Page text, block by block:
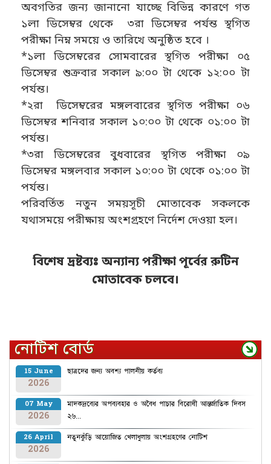
অবগতির জন্য জানানো যাচ্ছে বিভিন্ন কারণে গত
১লা ডিসেম্বর থেকে ৩রা ডিসেম্বর পর্যন্ত স্থগিত
পরীক্ষা নিম্ন সময়ে ও তারিখে অনুষ্ঠিত হবে ।
*১লা ডিসেম্বরের সোমবারের স্থগিত পরীক্ষা ০৫
ডিসেম্বর শুক্রবার সকাল ৯:০০ টা থেকে ১২:০০ টা
পর্যন্ত।
*২রা ডিসেম্বরের মঙ্গলবারের স্থগিত পরীক্ষা ০৬
ডিসেম্বর শনিবার সকাল ১০:০০ টা থেকে ০১:০০ টা
পর্যন্ত।
*৩রা ডিসেম্বরের বুধবারের স্থগিত পরীক্ষা ০৯
ডিসেম্বর মঙ্গলবার সকাল ১০:০০ টা থেকে ০১:০০ টা
পর্যন্ত।
পরিবর্তিত নতুন সময়সূচী মোতাবেক সকলকে
যথাসময়ে পরীক্ষায় অংশগ্রহণে নির্দেশ দেওয়া হল।
বিশেষ দ্রষ্টব্যঃ অন্যান্য পরীক্ষা পূর্বের রুটিন
মোতাবেক চলবে।
নোটিশ বোর্ড
15 June
2026
ছাত্রদের জন্য অবশ্য পালনীয় কর্তব্য
07 May
2026
মাদকদ্রব্যের অপব্যবহার ও অবৈধ পাচার বিরোধী আন্তর্জাতিক দিবস
২৬...
26 April
2026
নতুনকুঁড়ি আয়োজিত খেলাধুলায় অংশগ্রহণের নোটিশ